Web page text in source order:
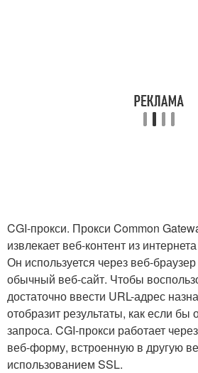
CGI-прокси. Прокси Common
извлекает веб-контент из
Он используется через веб-
обычный веб-сайт. Чтобы
достаточно ввести URL-адрес
отобразит результаты, как если
запроса. CGI-прокси работает
веб-форму, встроенную в другую
использованием SSL.